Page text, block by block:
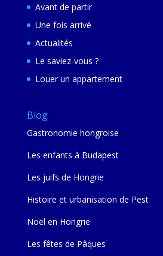
Avant de partir
Une fois arrivé
Actualités
Le saviez-vous ?
Louer un appartement
Blog
Gastronomie hongroise
Les enfants à Budapest
Les juifs de Hongrie
Histoire et urbanisation de Pest
Noël en Hongrie
Les fêtes de Pâques